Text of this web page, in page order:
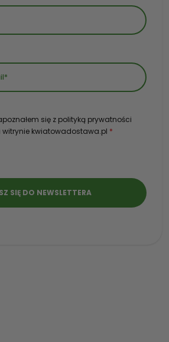
się z polityką prywatności
kwiatowadostawa.pl *